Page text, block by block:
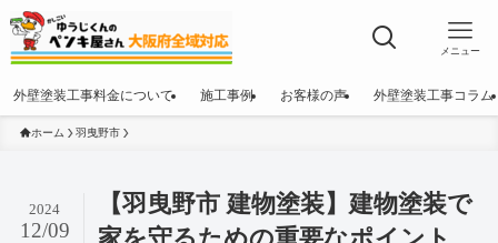
メニュー
外壁塗装工事料金について 施工事例 お客様の声 外壁塗装工事コラム
ホーム 羽曳野市
【羽曳野市 建物塗装】建物塗装で
2024
12/09